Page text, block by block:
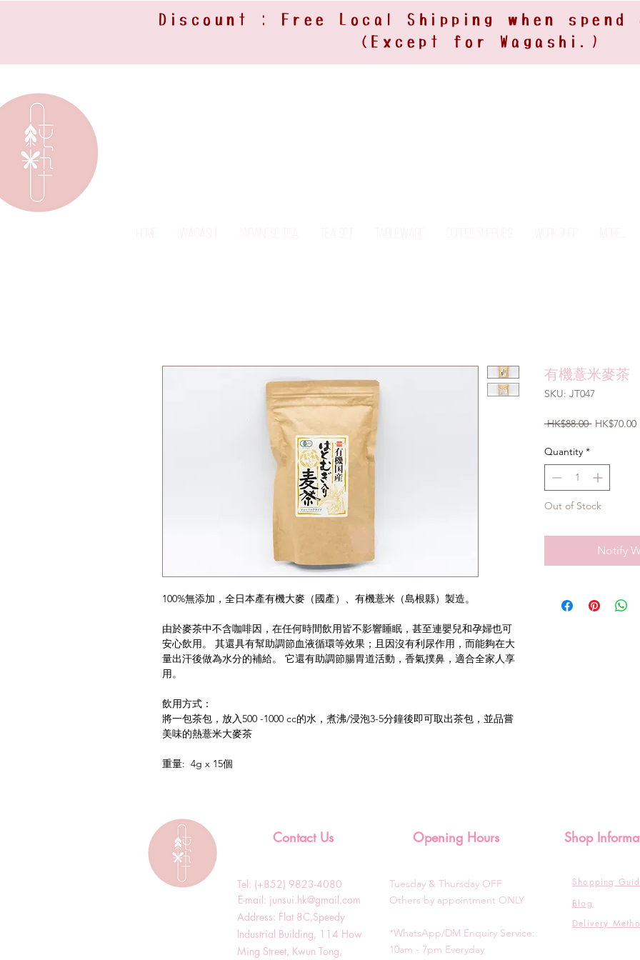
Discount : Free Local Shipping when spend
(Except for Wagashi.)
Home Wagashi Tableware Workshop More...
100%無添加，全日本產有機大麥（國產）、有機薏米（島根縣）製造。
由於麥茶中不含咖啡因，在任何時間飲用皆不影響睡眠，甚至連嬰兒和孕婦也可
安心飲用。 其還具有幫助調節血液循環等效果；且因沒有利尿作用，而能夠在大
量出汗後做為水分的補給。 它還有助調節腸胃道活動，香氣撲鼻，適合全家人享
用。
飲用方式：
將一包茶包，放入500 -1000 cc的水，煮沸/浸泡3-5分鐘後即可取出茶包，並品嘗
美味的熱薏米大麥茶
重量: 4g x 15個
有機薏米麥茶
SKU: JT047
HK$88.00 Regular
HK$70.00
Quantity *
Out of Stock
Notify
Contact Us
Tel: (+852) 9823-4080
​E-mail: junsui.hk@gmail.com
​Address: Flat 8C,Speedy
Industrial Building, 114 How
Ming Street, Kwun Tong,
Opening Hours
Tuesday & Thursday OFF
Others by appointment ONLY
*WhatsApp/DM Enquiry Service:
10am - 7pm Everyday
Shop
Shopping
Blog
Delivery